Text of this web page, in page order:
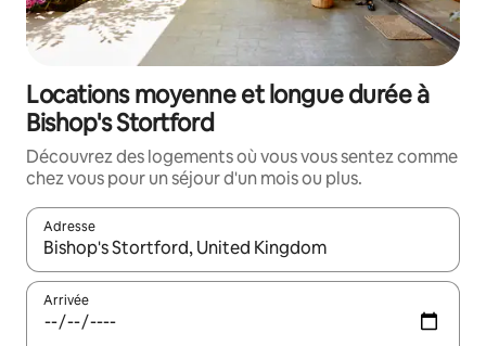
Locations moyenne et longue durée à
Bishop's Stortford
Découvrez des logements où vous vous sentez comme
chez vous pour un séjour d'un mois ou plus.
Adresse
Lorsque les résultats s'affichent, utilisez les flèches vers le
Arrivée